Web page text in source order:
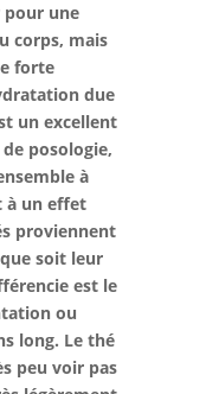
pour une
corps, mais
forte
due
un excellent
posologie,
à
à un effet
proviennent
soit leur
est le
ou
long. Le thé
peu voir pas